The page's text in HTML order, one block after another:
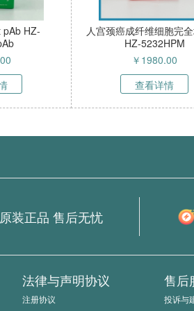
(Ser12)
TFK-1细胞（人胆管癌
HZ-51837HC
￥ 5800.00
查看详情
原装正品 售后无忧
法律与声明协议
注册协议
售后
投诉与